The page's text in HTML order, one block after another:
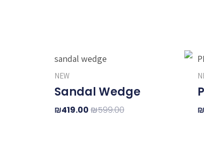
₪
המחיר
NEW
Sandal Wedge
₪599.00
המחיר
₪599.00.
₪419.00
המחיר